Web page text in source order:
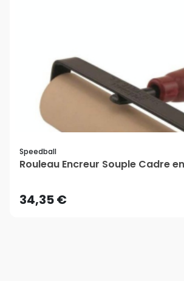
Speedball
Rouleau Encreur Souple Cadre
34,35 €